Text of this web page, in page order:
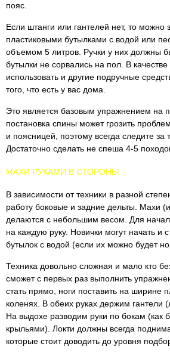
пояс.
Если штанги или гантелей нет, то можно
пластиковыми бутылками с водой или
объемом 5 литров. Ручки у них должны
бутылки не сорвались на пол. В
использовать и другие подручные
того, что есть у вас дома.
Это является базовым упражнением на
постановка спины может грозить
и поясницей, поэтому всегда следите за
Достаточно сделать не спеша 4-5
МАХИ РУКАМИ В СТОРОНЫ
В зависимости от техники в разной
работу боковые и задние дельты. Махи
делаются с небольшим весом. Для
на каждую руку. Новички могут начать и
бутылок с водой (если их можно будет
Техника довольно сложная и мало кто
сможет с первых раз выполнить
стать прямо, ноги поставить на ширине
коленях. В обеих руках держим гантели
На выдохе разводим руки по бокам (как
крыльями). Локти должны всегда
которые стоит доводить до уровня